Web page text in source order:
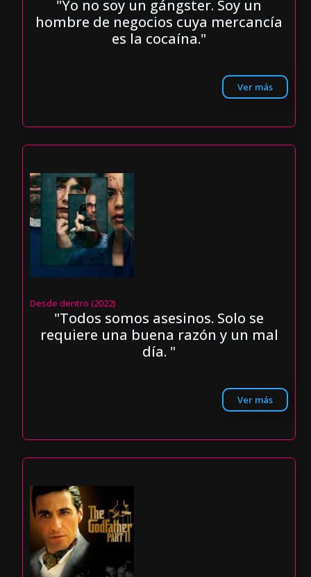
"Yo no soy un gángster. Soy un
hombre de negocios cuya mercancía
es la cocaína."
Ver más
Desde dentro (2022)
"Todos somos asesinos. Solo se
requiere una buena razón y un mal
día. "
Ver más